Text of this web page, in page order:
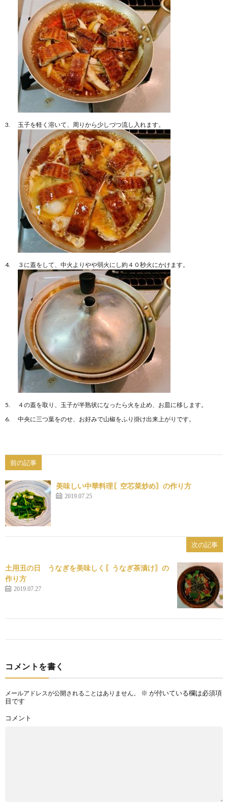
玉子を軽く溶いて、周りから少しづつ流し入れます。
３に蓋をして、中火よりやや弱火にし約４０秒火にかけます。
４の蓋を取り、玉子が半熟状になったら火を止め、お皿に移します。
中央に三つ葉をのせ、お好みで山椒をふり掛け出来上がりです。
前の記事
美味しい中華料理〖空芯菜炒め〗の作り方
2019.07.25
次の記事
土用丑の日 うなぎを美味しく〖うなぎ茶漬け〗の
作り方
2019.07.27
コメントを書く
メールアドレスが公開されることはありません。 ※ が付いている欄は必須項
目です
コメント